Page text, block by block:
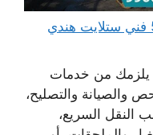
فني ستلايت المطلاع 52227330 فني ستلايت هندي
يلزمك من خدمات
والصيانة والتصليح،
النقل السريع،